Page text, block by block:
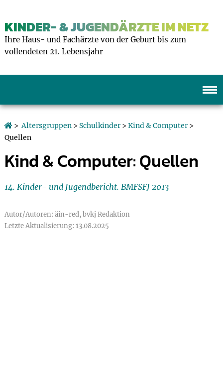
KINDER- & JUGENDÄRZTE IM NETZ
Ihre Haus- und Fachärzte von der Geburt bis zum
vollendeten 21. Lebensjahr
>Altersgruppen> Schulkinder>Kind & Computer>
Quellen
Kind & Computer: Quellen
14. Kinder- und Jugendbericht. BMFSFJ 2013
Autor/Autoren: äin-red, bvkj Redaktion
Letzte Aktualisierung: 13.08.2025